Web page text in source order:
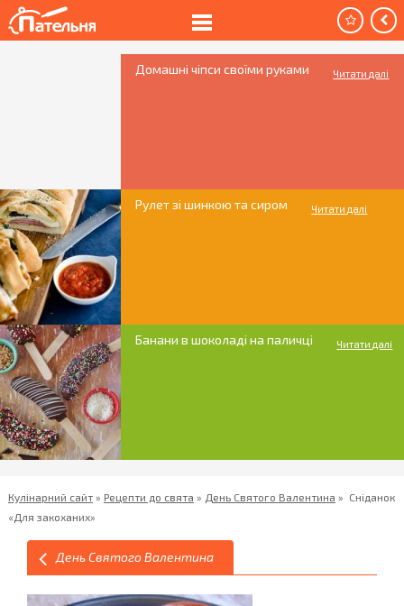
Домашні чіпси своїми руками Читати далі
Рулет зі шинкою та сиром Читати далі
Банани в шоколаді на паличці Читати далі
Кулінарний сайт» Рецепти до свята » День Святого Валентина » Сніданок
«Для закоханих»
День Святого Валентина